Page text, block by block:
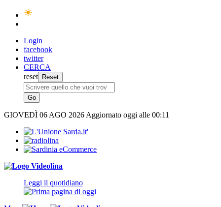
Login
facebook
twitter
CERCA
reset
GIOVEDÌ 06 AGO 2026 Aggiornato oggi alle 00:11
Leggi il quotidiano